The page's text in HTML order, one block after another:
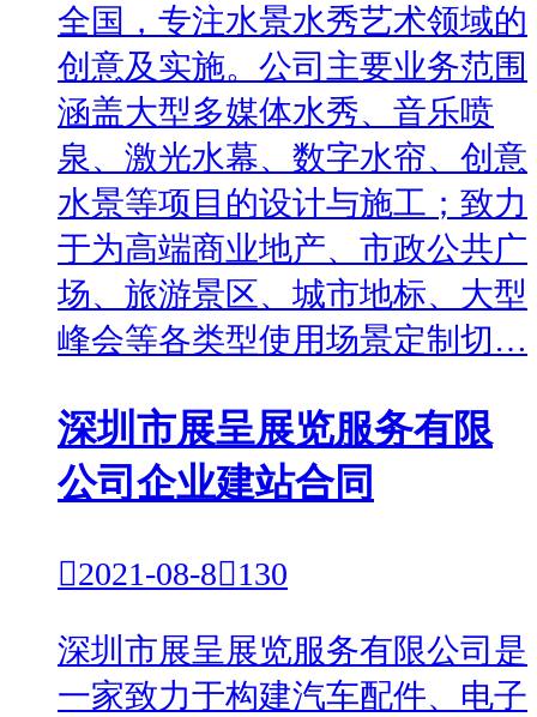
全国，专注水景水秀艺术领域的
创意及实施。公司主要业务范围
涵盖大型多媒体水秀、音乐喷
泉、激光水幕、数字水帘、创意
水景等项目的设计与施工；致力
于为高端商业地产、市政公共广
场、旅游景区、城市地标、大型
峰会等各类型使用场景定制切…
深圳市展呈展览服务有限
公司企业建站合同
2021-08-8130
深圳市展呈展览服务有限公司是
一家致力于构建汽车配件、电子